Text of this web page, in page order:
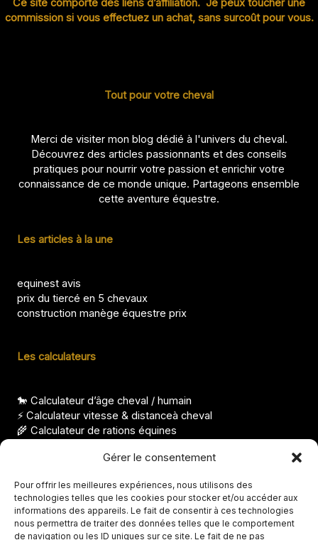
Gérer le consentement
Pour offrir les meilleures expériences, nous utilisons des
technologies telles que les cookies pour stocker et/ou accéder aux
informations des appareils. Le fait de consentir à ces technologies
nous permettra de traiter des données telles que le comportement
de navigation ou les ID uniques sur ce site. Le fait de ne pas
Ce site comporte des liens d’affiliation. Je peux toucher une
commission si vous effectuez un achat, sans surcoût pour vous.
Tout pour votre cheval
Merci de visiter mon blog dédié à l'univers du cheval.
Découvrez des articles passionnants et des conseils
pratiques pour nourrir votre passion et enrichir votre
connaissance de ce monde unique. Partageons ensemble
cette aventure équestre.
Les articles à la une
equinest avis
prix du tiercé en 5 chevaux
construction manège équestre prix
Les calculateurs
🐎 Calculateur d’âge cheval / humain
⚡ Calculateur vitesse & distanceà cheval
🌾 Calculateur de rations équines
Combien coûte un cheval en demi-pension réellement ?
Que faire avec de vieux fers à cheval, idées déco et utiles
Nom de cheval femelle, idées élégantes et originales